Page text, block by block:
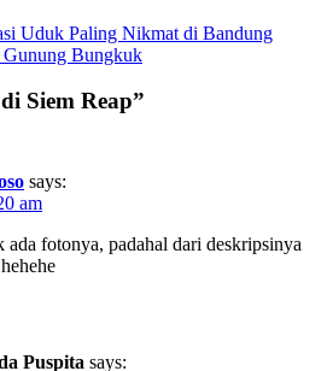
Uduk Paling Nikmat di Bandung
Bungkuk
Siem Reap”
says:
am
ada fotonya, padahal dari deskripsinya
Puspita says: